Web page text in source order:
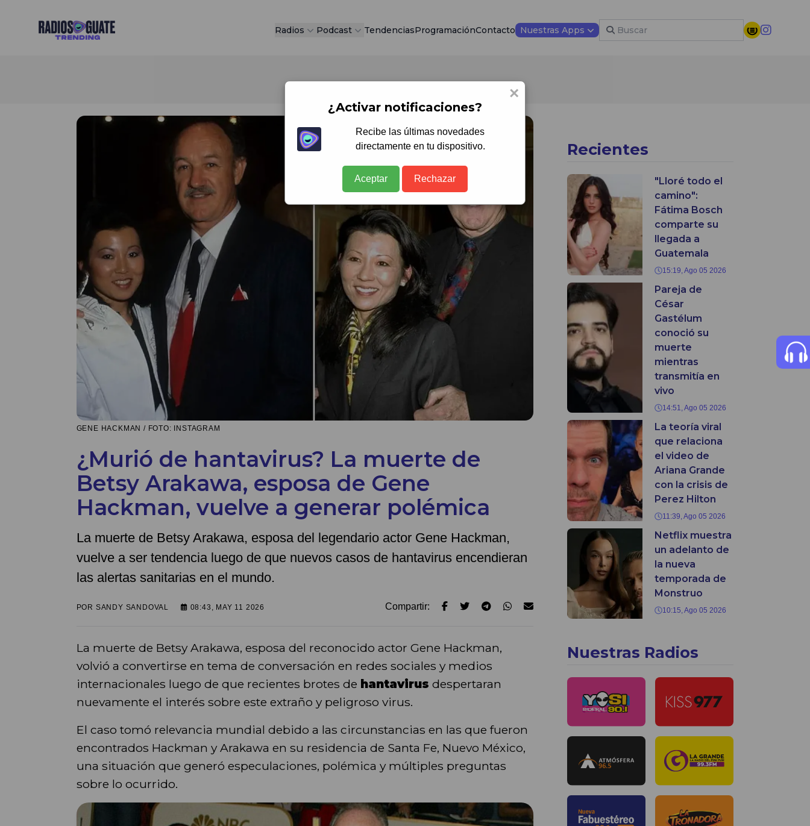
Radios Guate Radios Podcast TendenciasProgramaciónContacto Nuestras Apps
GENE HACKMAN / FOTO: INSTAGRAM
¿Murió de hantavirus? La muerte de
Betsy Arakawa, esposa de Gene
Hackman, vuelve a generar polémica
La muerte de Betsy Arakawa, esposa del legendario actor Gene Hackman,
vuelve a ser tendencia luego de que nuevos casos de hantavirus encendieran
las alertas sanitarias en el mundo.
POR SANDY SANDOVAL 08:43, MAY 11 2026 Compartir:
La muerte de Betsy Arakawa, esposa del reconocido actor Gene Hackman,
volvió a convertirse en tema de conversación en redes sociales y medios
internacionales luego de que recientes brotes de hantavirus despertaran
nuevamente el interés sobre este extraño y peligroso virus.
El caso tomó relevancia mundial debido a las circunstancias en las que fueron
encontrados Hackman y Arakawa en su residencia de Santa Fe, Nuevo México,
una situación que generó especulaciones, polémica y múltiples preguntas
sobre lo ocurrido.
Recientes
"Lloré todo el
camino":
Fátima Bosch
comparte su
llegada a
Guatemala
15:19, Ago 05 2026
Pareja de
César
Gastélum
conoció su
muerte
mientras
transmitía en
vivo
14:51, Ago 05 2026
La teoría viral
que relaciona
el video de
Ariana Grande
con la crisis de
Perez Hilton
11:39, Ago 05 2026
Netflix muestra
un adelanto de
la nueva
temporada de
Monstruo
10:15, Ago 05 2026
Nuestras Radios
×
¿Activar notificaciones?
Recibe las últimas novedades
directamente en tu dispositivo.
Aceptar Rechazar